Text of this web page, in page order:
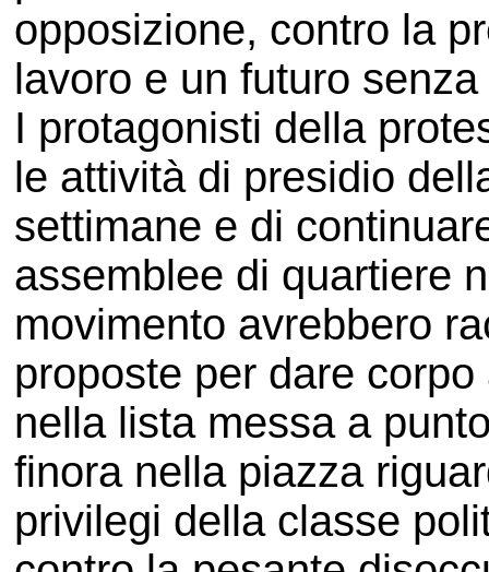
opposizione, contro la
lavoro e un futuro
I protagonisti della
le attività di presidio
settimane e di
assemblee di quartiere
movimento avrebbero
proposte per dare
nella lista messa a
finora nella piazza
privilegi della classe